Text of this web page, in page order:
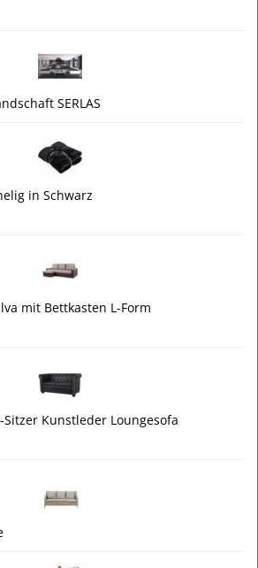
SERLAS
in Schwarz
mit Bettkasten L-Form
Kunstleder Loungesofa